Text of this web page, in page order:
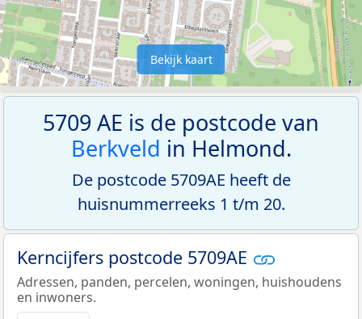
Bekijk kaart
5709 AE is de postcode van
Berkveld in Helmond.
De postcode 5709AE heeft de
huisnummerreeks 1 t/m 20.
Kerncijfers postcode 5709AE
Adressen, panden, percelen, woningen, huishoudens
en inwoners.